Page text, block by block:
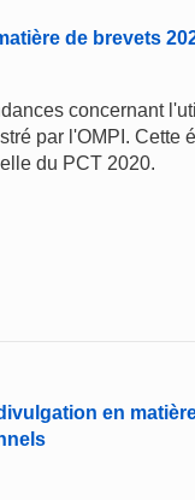
de brevets
concernant
par l'OMPI. Cette
du PCT 2020.
en